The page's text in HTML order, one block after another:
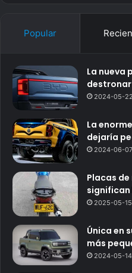
Popular
La nueva
destronar
2024-05-22
La
dejaría
2024-06-07
Placas
significan
2025-05-15
Única en
más
2024-05-14